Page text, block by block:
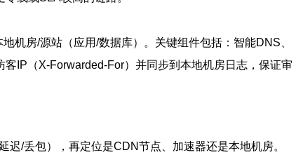
机房/源站（应用/数据库）。关键组件包括：智能DNS、
IP（X-Forwarded-For）并同步到本地机房日志，保证审
/丢包），再定位是CDN节点、加速器还是本地机房。